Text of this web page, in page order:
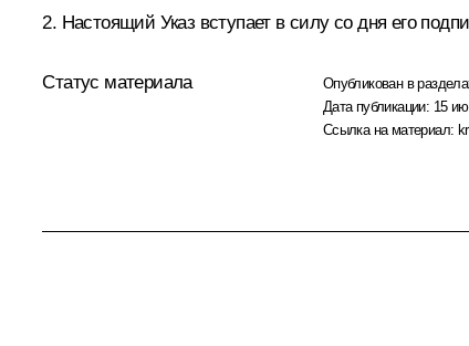
2. Настоящий Указ вступает в силу со дня его
Статус материала Опубликован в
Дата публикации: 15
Ссылка на материал: